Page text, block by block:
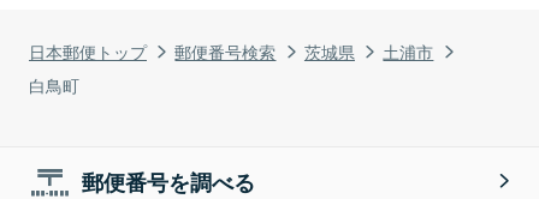
日本郵便トップ 郵便番号検索 茨城県
土浦市
白鳥町
郵便番号を調べる